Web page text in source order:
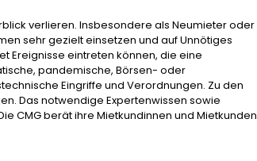
verlieren. Insbesondere als Neumieter oder
sehr gezielt einsetzen und auf Unnötiges
Ereignisse eintreten können, die eine
pandemische, Börsen- oder
Eingriffe und Verordnungen. Zu den
Das notwendige Expertenwissen sowie
CMG berät ihre Mietkundinnen und Mietkunden